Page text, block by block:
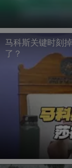
马科斯关键时刻
了？